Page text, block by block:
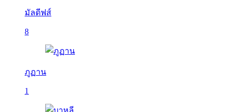
มัลดีฟส์
8
ภูฏาน
1